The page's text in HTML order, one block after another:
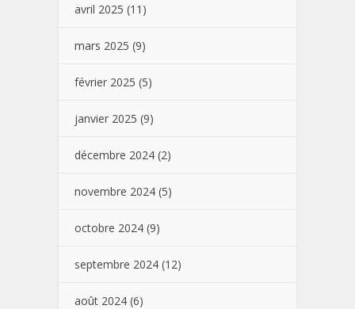
avril 2025 (11)
mars 2025 (9)
février 2025 (5)
janvier 2025 (9)
décembre 2024 (2)
novembre 2024 (5)
octobre 2024 (9)
septembre 2024 (12)
août 2024 (6)